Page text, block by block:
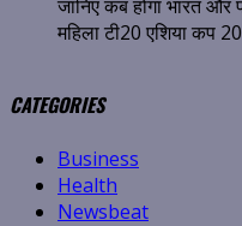
जानिए कब होगा भारत और
महिला टी20 एशिया कप
CATEGORIES
Business
Health
Newsbeat